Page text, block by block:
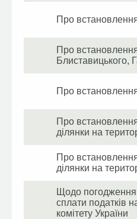
Про
Про встановлення
Блиставицького,
Про встановлення
Про
ділянки на
Про
ділянки на
Щодо погодження
сплати податків
комітету України